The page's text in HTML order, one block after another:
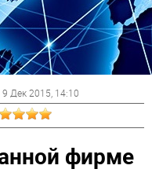
9 Дек 2015 , 14:10
фирме